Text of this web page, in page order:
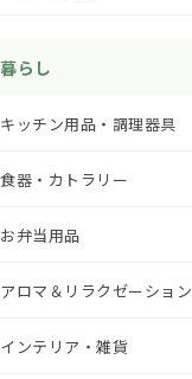
暮らし
キッチン用品・調理器具
食器・カトラリー
お弁当用品
アロマ＆リラクゼーション
インテリア・雑貨